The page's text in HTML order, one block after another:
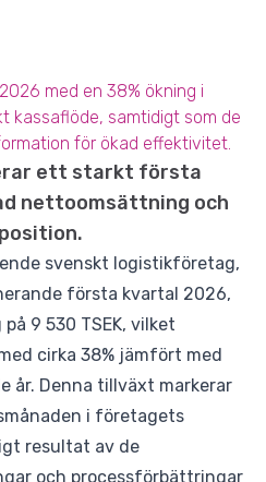
med en 38% ökning i
kassaflöde, samtidigt som de
för ökad effektivitet.
ett starkt första
nettoomsättning och
svenskt logistikföretag,
första kvartal 2026,
9 530 TSEK, vilket
cirka 38% jämfört med
år. Denna tillväxt markerar
i företagets
resultat av de
och processförbättringar